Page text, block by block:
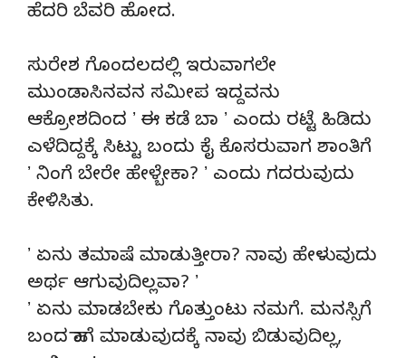
ಹೆದರಿ ಬೆವರಿ ಹೋದ.
ಸುರೇಶ ಗೊಂದಲದಲ್ಲಿ ಇರುವಾಗಲೇ
ಮುಂಡಾಸಿನವನ ಸಮೀಪ ಇದ್ದವನು
ಆಕ್ರೋಶದಿಂದ ʼ ಈ ಕಡೆ ಬಾ ʼ ಎಂದು ರಟ್ಟೆ ಹಿಡಿದು
ಎಳೆದಿದ್ದಕ್ಕೆ ಸಿಟ್ಟು ಬಂದು ಕೈ ಕೊಸರುವಾಗ ಶಾಂತಿಗೆ
ʼ ನಿಂಗೆ ಬೇರೇ ಹೇಳ್ಬೇಕಾ? ʼ ಎಂದು ಗದರುವುದು
ಕೇಳಿಸಿತು.
ʼ ಏನು ತಮಾಷೆ ಮಾಡುತ್ತೀರಾ? ನಾವು ಹೇಳುವುದು
ಅರ್ಥ ಆಗುವುದಿಲ್ಲವಾ? ʼ
ʼ ಏನು ಮಾಡಬೇಕು ಗೊತ್ತುಂಟು ನಮಗೆ. ಮನಸ್ಸಿಗೆ
ಬಂದ ಹಾಗೆ ಮಾಡುವುದಕ್ಕೆ ನಾವು ಬಿಡುವುದಿಲ್ಲ,